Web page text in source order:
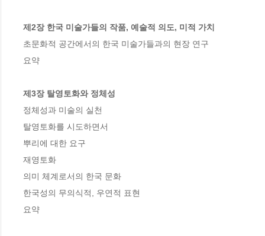
제2장 한국 미술가들의 작품, 예술적 의도, 미적 가치
초문화적 공간에서의 한국 미술가들과의 현장 연구
요약
제3장 탈영토화와 정체성
정체성과 미술의 실천
탈영토화를 시도하면서
뿌리에 대한 요구
재영토화
의미 체계로서의 한국 문화
한국성의 무의식적, 우연적 표현
요약